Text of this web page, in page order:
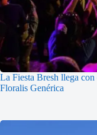
La Fiesta Bresh llega con
Floralis Genérica